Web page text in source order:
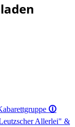
🛈
Allerlei" &